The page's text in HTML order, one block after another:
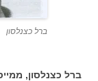
ברל כצנלסון
ברל כצנלסון,